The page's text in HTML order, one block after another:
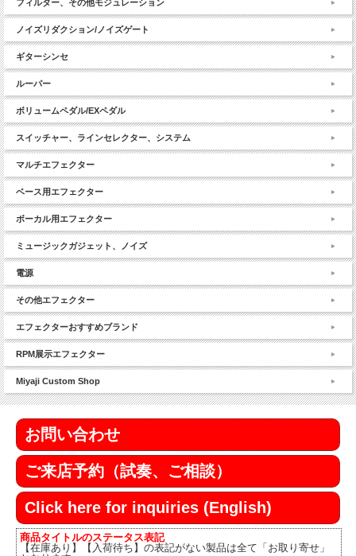
フィルター、その他モジュレーション
ノイズリダクション/ノイズゲート
ギターシンセ
ルーパー
ボリュームペダル/EXペダル
スイッチャー、ラインセレクター、システム
マルチエフェクター
ベース用エフェクター
ボーカル用エフェクター
ミュージックガジェット、ノイズ
電源
その他エフェクター
エフェクターおすすめブランド
RPM展示エフェクター
Miyaji Custom Shop
お問い合わせ
ご来店予約（試奏、ご相談）
Click here for inquiries (English)
商品タイトルのステータス表記
【在庫あり】【入荷待ち】の表記がない製品は全て「お取り寄せ」